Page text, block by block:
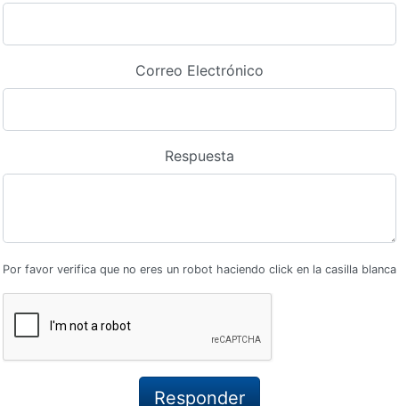
Correo Electrónico
Respuesta
Por favor verifica que no eres un robot haciendo click en la casilla blanca